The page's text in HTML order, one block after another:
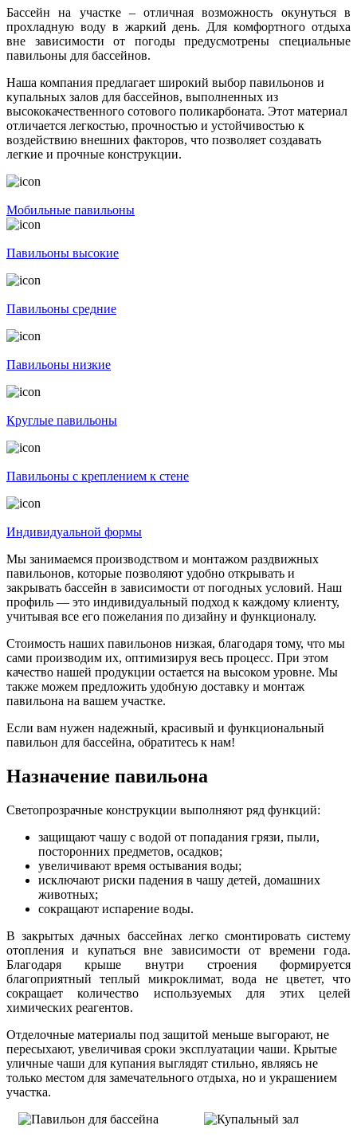
Бассейн на участке – отличная возможность окунуться в
прохладную воду в жаркий день. Для комфортного отдыха
вне зависимости от погоды предусмотрены специальные
павильоны для бассейнов.
Наша компания предлагает широкий выбор павильонов и
купальных залов для бассейнов, выполненных из
высококачественного сотового поликарбоната. Этот материал
отличается легкостью, прочностью и устойчивостью к
воздействию внешних факторов, что позволяет создавать
легкие и прочные конструкции.
Мобильные павильоны
Павильоны высокие
Павильоны средние
Павильоны низкие
Круглые павильоны
Павильоны с креплением к стене
Индивидуальной формы
Мы занимаемся производством и монтажом раздвижных
павильонов, которые позволяют удобно открывать и
закрывать бассейн в зависимости от погодных условий. Наш
профиль — это индивидуальный подход к каждому клиенту,
учитывая все его пожелания по дизайну и функционалу.
Стоимость наших павильонов низкая, благодаря тому, что мы
сами производим их, оптимизируя весь процесс. При этом
качество нашей продукции остается на высоком уровне. Мы
также можем предложить удобную доставку и монтаж
павильона на вашем участке.
Если вам нужен надежный, красивый и функциональный
павильон для бассейна, обратитесь к нам!
Назначение павильона
Светопрозрачные конструкции выполняют ряд функций:
защищают чашу с водой от попадания грязи, пыли,
посторонних предметов, осадков;
увеличивают время остывания воды;
исключают риски падения в чашу детей, домашних
животных;
сокращают испарение воды.
В закрытых дачных бассейнах легко смонтировать систему
отопления и купаться вне зависимости от времени года.
Благодаря крыше внутри строения формируется
благоприятный теплый микроклимат, вода не цветет, что
сокращает количество используемых для этих целей
химических реагентов.
Отделочные материалы под защитой меньше выгорают, не
пересыхают, увеличивая сроки эксплуатации чаши. Крытые
уличные чаши для купания выглядят стильно, являясь не
только местом для замечательного отдыха, но и украшением
участка.